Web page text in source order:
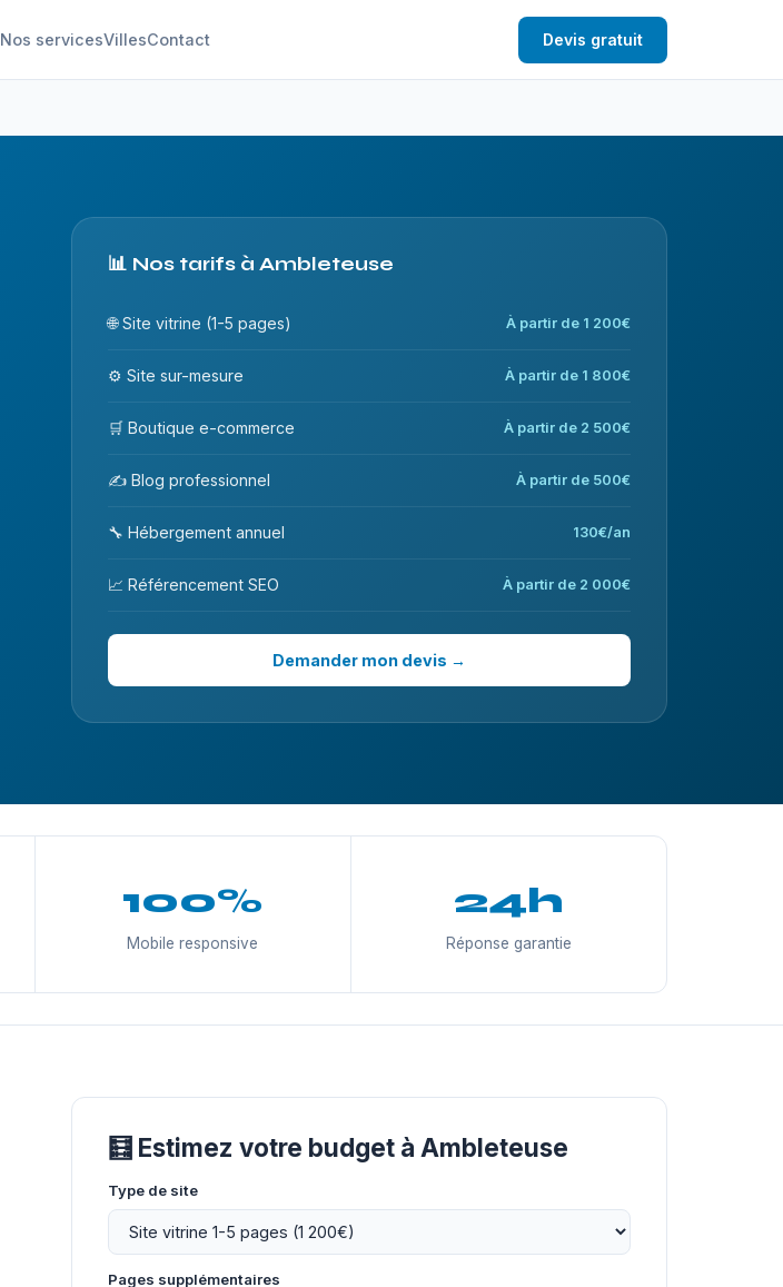
Nos servicesVillesContact Devis gratuit
📊 Nos tarifs à Ambleteuse
🌐 Site vitrine (1-5 pages) À partir de 1 200€
⚙️ Site sur-mesure À partir de 1 800€
🛒 Boutique e-commerce À partir de 2 500€
✍️ Blog professionnel À partir de 500€
🔧 Hébergement annuel 130€/an
📈 Référencement SEO À partir de 2 000€
Demander mon devis →
100%
Mobile responsive
24h
Réponse garantie
🧮 Estimez votre budget à Ambleteuse
Type de site
Pages supplémentaires